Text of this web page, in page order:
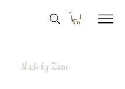
Made by Zazie